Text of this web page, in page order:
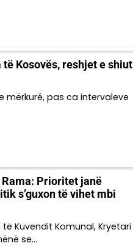
Kosovës, reshjet e shiut
mërkurë, pas ca intervaleve
Rama: Prioritet janë
s’guxon të vihet mbi
Kuvendit Komunal, Kryetari
se…